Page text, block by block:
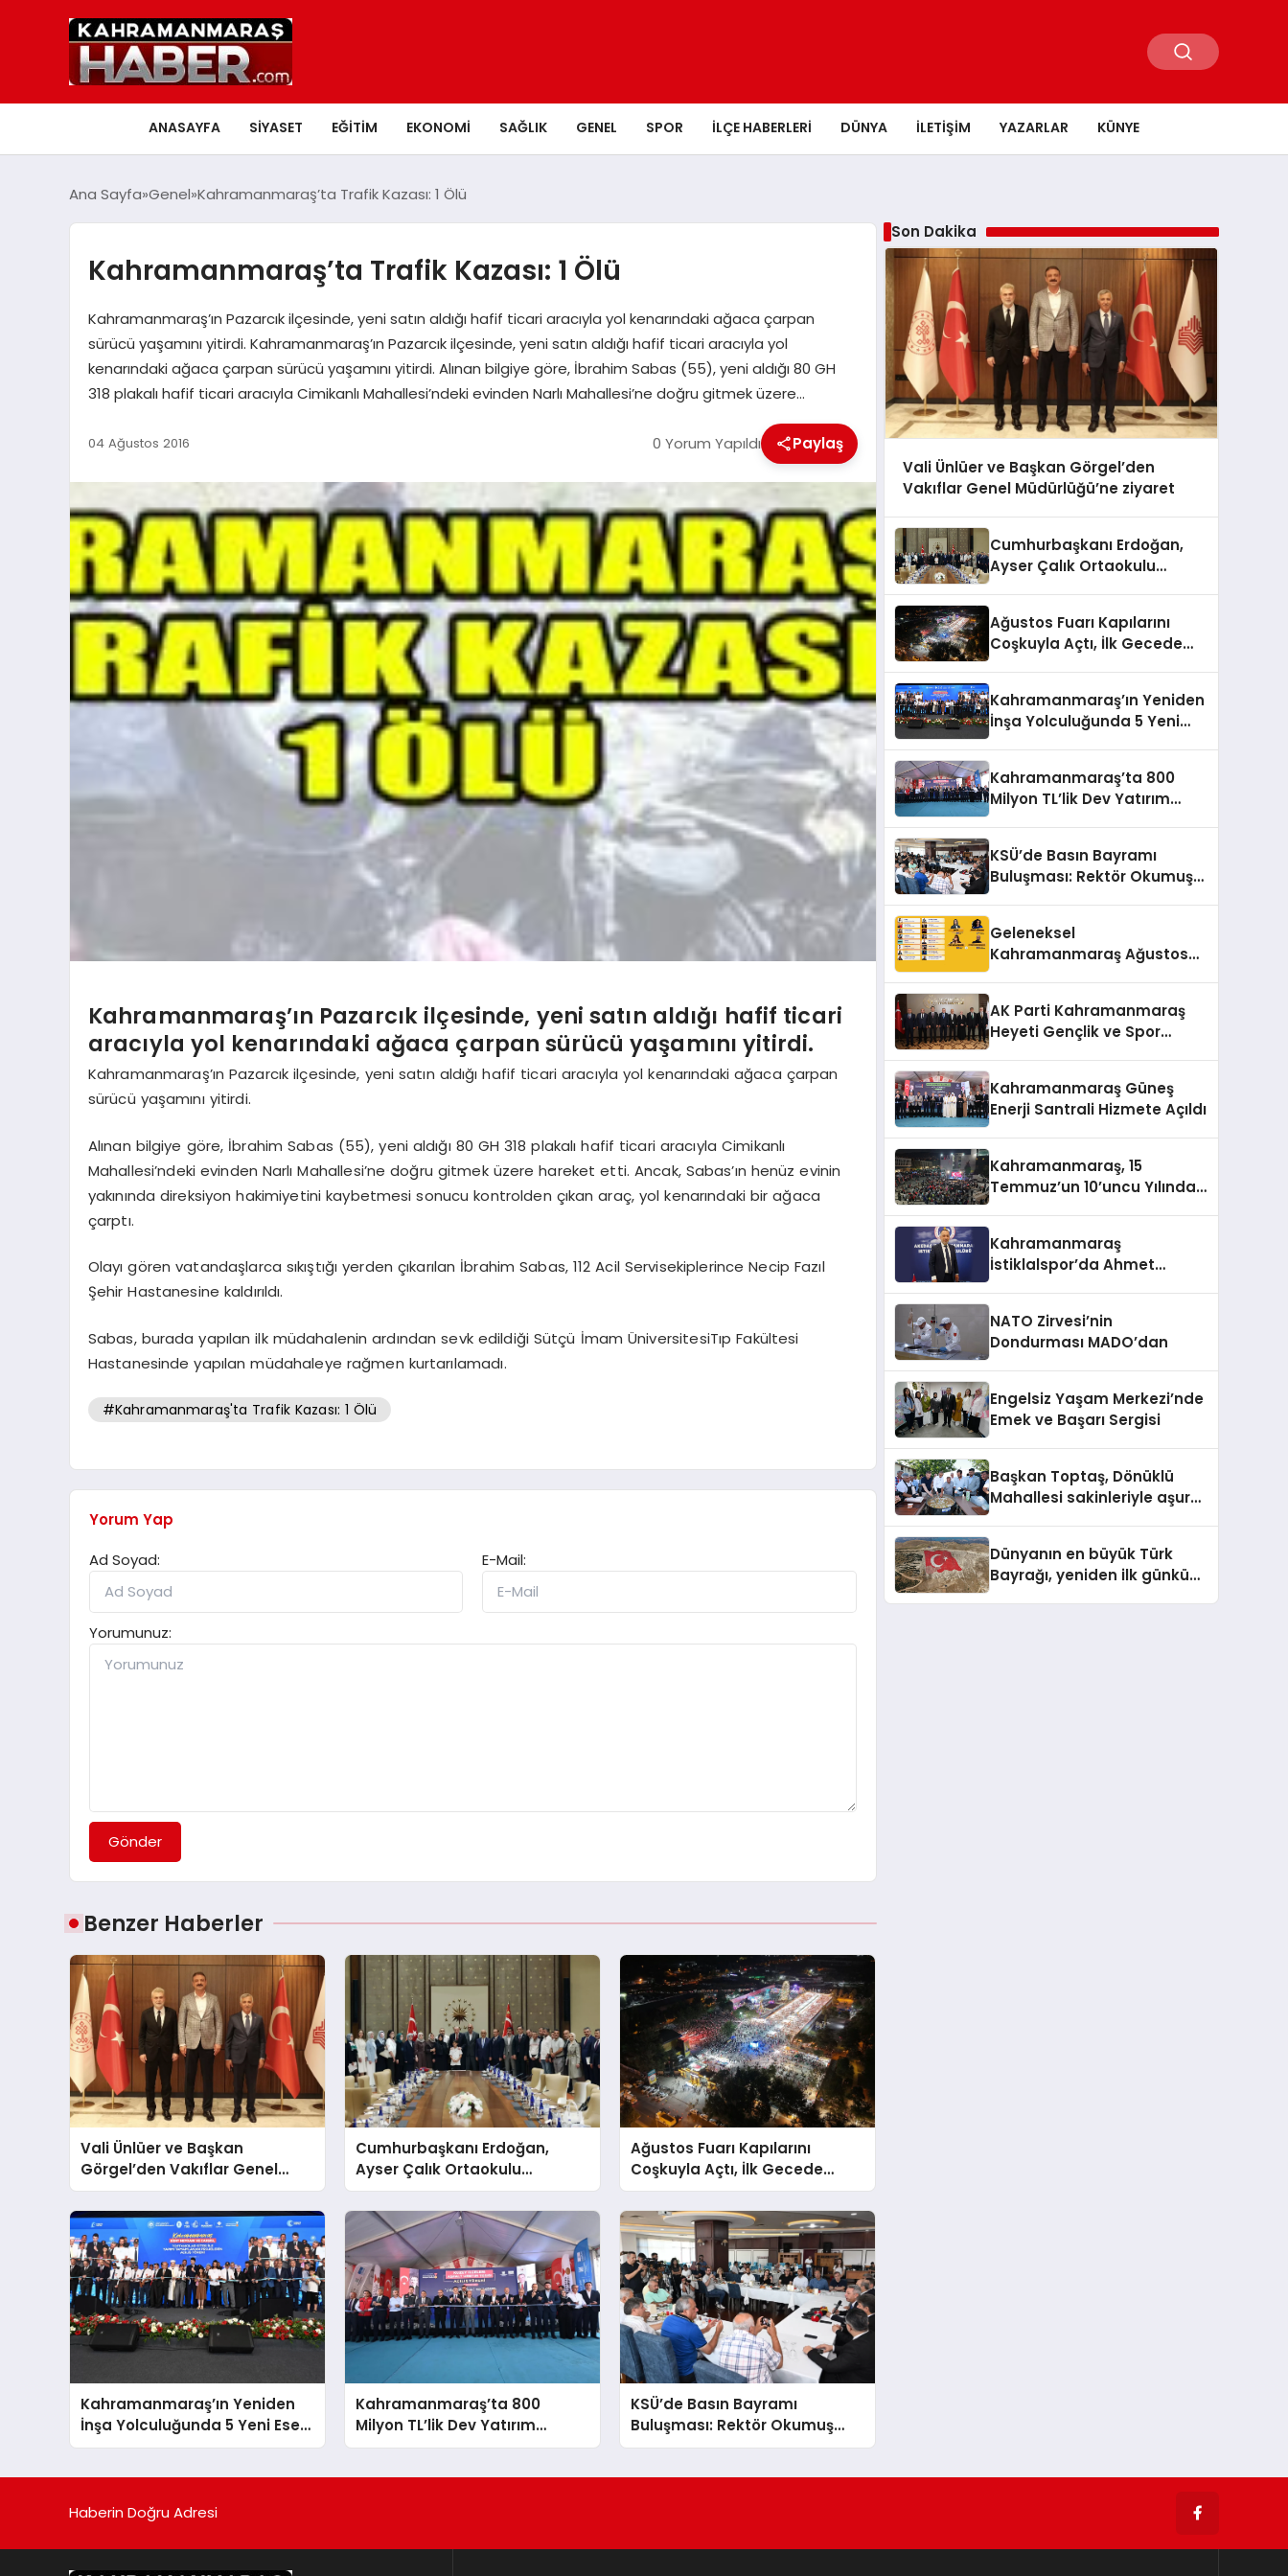
ANASAYFA SIYASET EĞITIM EKONOMI SAĞLIK GENEL SPOR İLÇE HABERLERI DÜNYA İLETIŞIM YAZARLAR KÜNYE
Ana Sayfa Genel Kahramanmaraş’ta Trafik Kazası: 1 Ölü
Kahramanmaraş’ta Trafik Kazası: 1 Ölü
Kahramanmaraş’ın Pazarcık ilçesinde, yeni satın aldığı hafif ticari aracıyla yol kenarındaki ağaca çarpan
sürücü yaşamını yitirdi. Kahramanmaraş’ın Pazarcık ilçesinde, yeni satın aldığı hafif ticari aracıyla yol
kenarındaki ağaca çarpan sürücü yaşamını yitirdi. Alınan bilgiye göre, İbrahim Sabas (55), yeni aldığı 80 GH
318 plakalı hafif ticari aracıyla Cimikanlı Mahallesi’ndeki evinden Narlı Mahallesi’ne doğru gitmek üzere…
04 Ağustos 2016 0 Yorum Yapıldı Paylaş
Kahramanmaraş’ın Pazarcık ilçesinde, yeni satın aldığı hafif ticari
aracıyla yol kenarındaki ağaca çarpan sürücü yaşamını yitirdi.
Kahramanmaraş’ın Pazarcık ilçesinde, yeni satın aldığı hafif ticari aracıyla yol kenarındaki ağaca çarpan
sürücü yaşamını yitirdi.
Alınan bilgiye göre, İbrahim Sabas (55), yeni aldığı 80 GH 318 plakalı hafif ticari aracıyla Cimikanlı
Mahallesi’ndeki evinden Narlı Mahallesi’ne doğru gitmek üzere hareket etti. Ancak, Sabas’ın henüz evinin
yakınında direksiyon hakimiyetini kaybetmesi sonucu kontrolden çıkan araç, yol kenarındaki bir ağaca
çarptı.
Olayı gören vatandaşlarca sıkıştığı yerden çıkarılan İbrahim Sabas, 112 Acil Servisekiplerince Necip Fazıl
Şehir Hastanesine kaldırıldı.
Sabas, burada yapılan ilk müdahalenin ardından sevk edildiği Sütçü İmam ÜniversitesiTıp Fakültesi
Hastanesinde yapılan müdahaleye rağmen kurtarılamadı.
#Kahramanmaraş'ta Trafik Kazası: 1 Ölü
Yorum Yap
Ad Soyad:
E-Mail:
Yorumunuz:
Gönder
Benzer Haberler
Vali Ünlüer ve Başkan
Görgel’den Vakıflar Genel
Müdürlüğü’ne ziyaret
Cumhurbaşkanı Erdoğan,
Ayser Çalık Ortaokulu
Şehitlerinin Aileleriyle Bir
Araya Geldi
Ağustos Fuarı Kapılarını
Coşkuyla Açtı, İlk Gecede
Eypio Rüzgârı Esti
Kahramanmaraş’ın Yeniden
İnşa Yolculuğunda 5 Yeni Eser
Daha Hizmete Açıldı
Kahramanmaraş’ta 800
Milyon TL’lik Dev Yatırım
Hizmete Girdi
KSÜ’de Basın Bayramı
Buluşması: Rektör Okumuş
Üniversitenin Hedeflerini
Son Dakika
Vali Ünlüer ve Başkan Görgel’den
Vakıflar Genel Müdürlüğü’ne ziyaret
Cumhurbaşkanı Erdoğan,
Ayser Çalık Ortaokulu
Ağustos Fuarı Kapılarını
Coşkuyla Açtı, İlk Gecede
Kahramanmaraş’ın Yeniden
İnşa Yolculuğunda 5 Yeni
Kahramanmaraş’ta 800
Milyon TL’lik Dev Yatırım
KSÜ’de Basın Bayramı
Buluşması: Rektör Okumuş
Geleneksel
Kahramanmaraş Ağustos
AK Parti Kahramanmaraş
Heyeti Gençlik ve Spor
Kahramanmaraş Güneş
Enerji Santrali Hizmete Açıldı
Kahramanmaraş, 15
Temmuz’un 10’uncu Yılında
Kahramanmaraş
İstiklalspor’da Ahmet
NATO Zirvesi’nin
Dondurması MADO’dan
Engelsiz Yaşam Merkezi’nde
Emek ve Başarı Sergisi
Başkan Toptaş, Dönüklü
Mahallesi sakinleriyle aşure
Dünyanın en büyük Türk
Bayrağı, yeniden ilk günkü
Haberin Doğru Adresi